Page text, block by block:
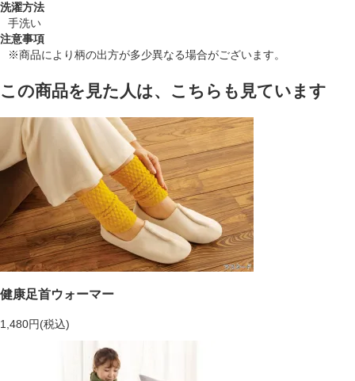
洗濯方法
手洗い
注意事項
※商品により柄の出方が多少異なる場合がございます。
この商品を見た人は、こちらも見ています
健康足首ウォーマー
1,480円(税込)